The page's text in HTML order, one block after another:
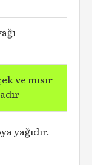
ve mısır
yağıdır.